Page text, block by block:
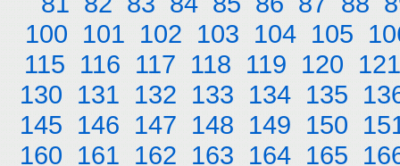
100 101 102 103 104 105
115 116 117 118 119 120 121
130 131 132 133 134 135
145 146 147 148 149 150
160 161 162 163 164 165